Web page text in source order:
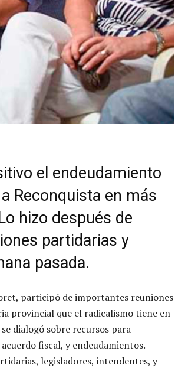
el endeudamiento
Reconquista en más
hizo después de
partidarias y
pasada.
participó de importantes reuniones
provincial que el radicalismo tiene en
dialogó sobre recursos para
fiscal, y endeudamientos.
legisladores, intendentes, y